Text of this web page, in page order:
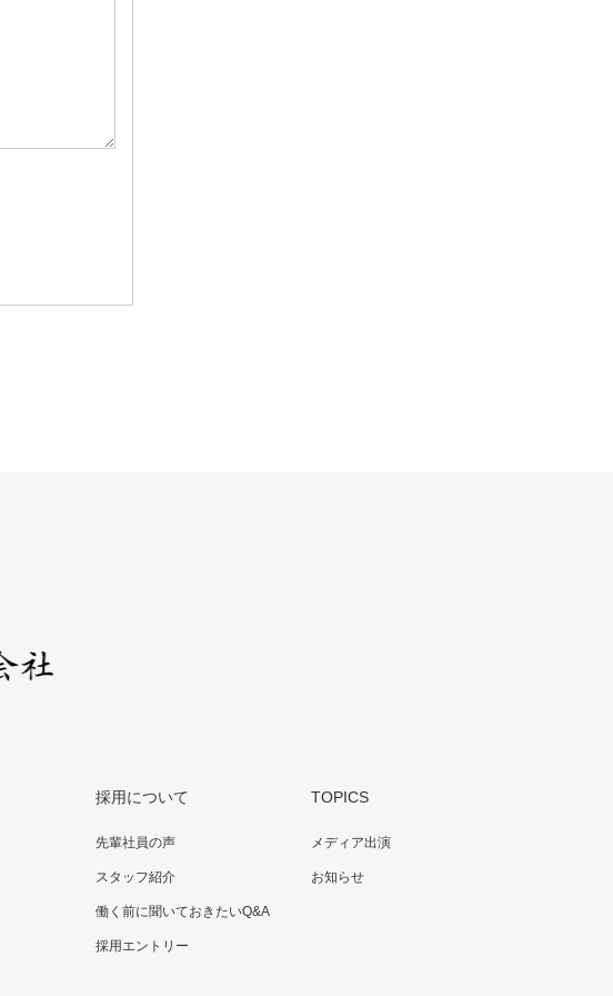
採用について
先輩社員の声
スタッフ紹介
働く前に聞いておきたいQ&A
採用エントリー
TOPICS
メディア出演
お知らせ